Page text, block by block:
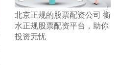
​北京正规的股票配资公司 衡
水正规股票配资平台，助你
投资无忧